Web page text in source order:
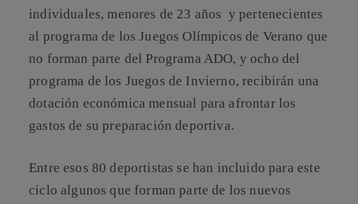
individuales, menores de 23 años y pertenecientes
al programa de los Juegos Olímpicos de Verano que
no forman parte del Programa ADO, y ocho del
programa de los Juegos de Invierno, recibirán una
dotación económica mensual para afrontar los
gastos de su preparación deportiva.
Entre esos 80 deportistas se han incluido para este
ciclo algunos que forman parte de los nuevos